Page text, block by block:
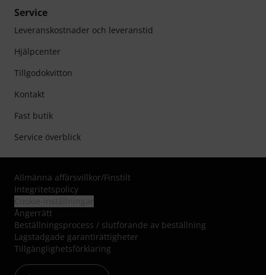
Service
Leveranskostnader och leveranstid
Hjälpcenter
Tillgodokvitton
Kontakt
Fast butik
Service överblick
Allmänna affärsvillkor/Finstilt
Integritetspolicy
Ångerrätt
Beställningsprocess / slutförande av beställning
Lagstadgade garantirättigheter
Tillgänglighetsförklaring